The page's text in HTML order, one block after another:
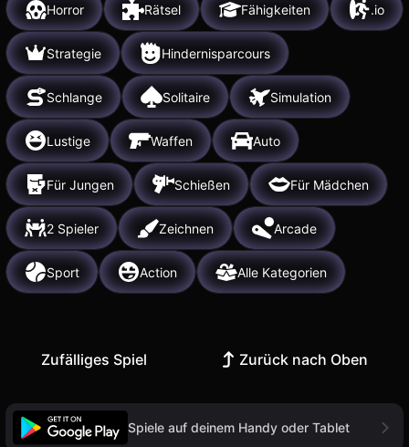
Horror Rätsel Fähigkeiten .io
Strategie Hindernisparcours
Schlange Solitaire Simulation
Lustige Waffen Auto
Für Jungen Schießen Für Mädchen
2 Spieler Zeichnen Arcade
Sport Action Alle Kategorien
Zufälliges Spiel Zurück nach Oben
Spiele auf deinem Handy oder Tablet